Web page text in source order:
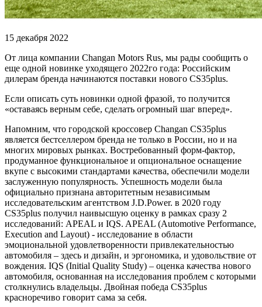
15 декабря 2022
От лица компании Changan Motors Rus, мы рады сообщить о
еще одной новинке уходящего 2022го года: Российским
дилерам бренда начинаются поставки нового CS35plus.
Если описать суть новинки одной фразой, то получится
«оставаясь верным себе, сделать огромный шаг вперед».
Напомним, что городской кроссовер Changan CS35plus
является бестселлером бренда не только в России, но и на
многих мировых рынках. Востребованный форм-фактор,
продуманное функциональное и опциональное оснащение
вкупе с высокими стандартами качества, обеспечили модели
заслуженную популярность. Успешность модели была
официально признана авторитетным независимым
исследовательским агентством J.D.Power. в 2020 году
CS35plus получил наивысшую оценку в рамках сразу 2
исследований: APEAL и IQS. APEAL (Automotive Performance,
Execution and Layout) - исследование в области
эмоциональной удовлетворенности привлекательностью
автомобиля – здесь и дизайн, и эргономика, и удовольствие от
вождения. IQS (Initial Quality Study) – оценка качества нового
автомобиля, основанная на исследования проблем с которыми
столкнулись владельцы. Двойная победа CS35plus
красноречиво говорит сама за себя.